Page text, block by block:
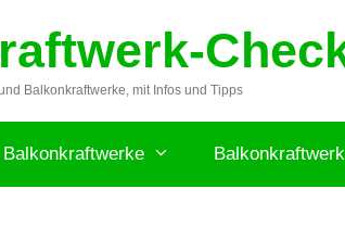
Balkonkraftwerke, mit Infos und Tipps
Balkonkraftwerke